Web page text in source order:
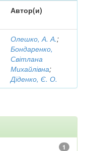
Автор(и)
Олешко, А. А.;
Бондаренко,
Світлана
Михайлівна;
Діденко, Є. О.
1